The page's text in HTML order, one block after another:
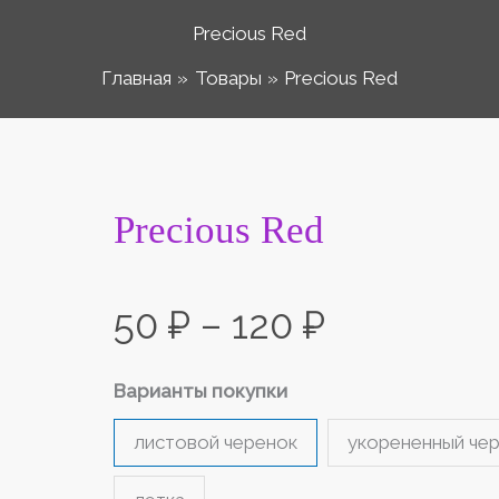
Precious Red
Главная
Товары Precious Red
Precious Red
50₽ – 120₽
–
Варианты покупки
листовой черенок укорененный
товара
Red